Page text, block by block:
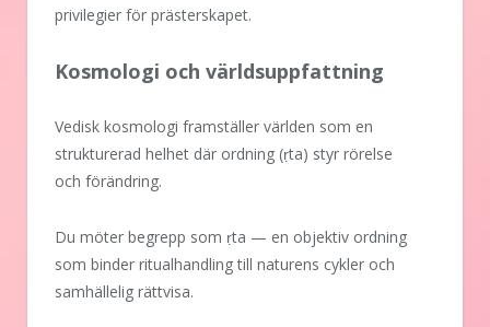
privilegier för prästerskapet.
Kosmologi och världsuppfattning
Vedisk kosmologi framställer världen som en
strukturerad helhet där ordning (ṛta) styr rörelse
och förändring.
Du möter begrepp som ṛta — en objektiv ordning
som binder ritualhandling till naturens cykler och
samhällelig rättvisa.